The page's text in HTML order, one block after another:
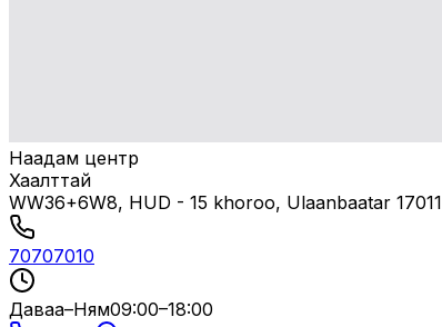
Наадам центр
Хаалттай
WW36+6W8, HUD - 15 khoroo, Ulaanbaatar 17011
70707010
Даваа–Ням09:00–18:00